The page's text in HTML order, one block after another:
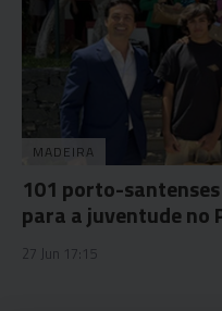
MADEIRA
101 porto-
para a juventude no
27 Jun 17:15